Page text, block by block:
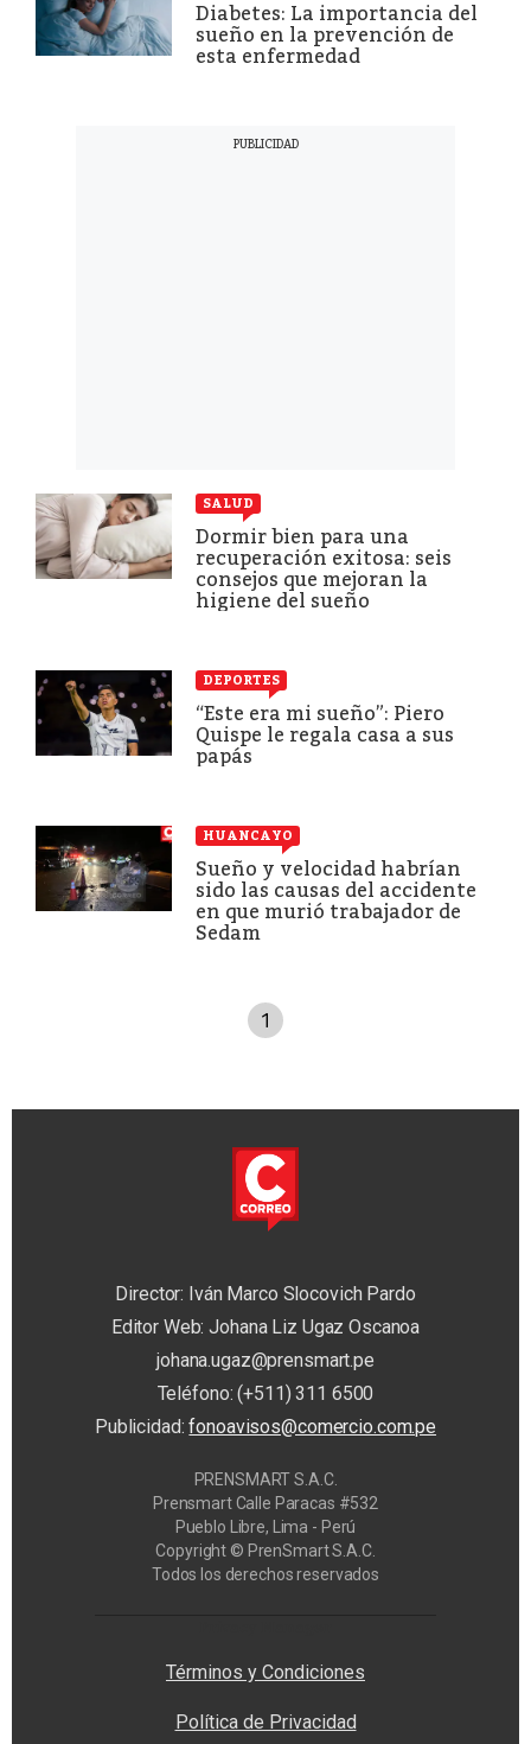
Diabetes: La importancia del
sueño en la prevención de
esta enfermedad
SALUD
Dormir bien para una
recuperación exitosa: seis
consejos que mejoran la
higiene del sueño
DEPORTES
“Este era mi sueño”: Piero
Quispe le regala casa a sus
papás
HUANCAYO
Sueño y velocidad habrían
sido las causas del accidente
en que murió trabajador de
Sedam
1
Director: Iván Marco Slocovich Pardo
Editor Web: Johana Liz Ugaz Oscanoa
johana.ugaz@prensmart.pe
Teléfono: (+511) 311 6500
Publicidad:fonoavisos@comercio.com.pe
PRENSMART S.A.C.
Prensmart Calle Paracas #532
Pueblo Libre, Lima - Perú
Copyright © PrenSmart S.A.C.
Todos los derechos reservados
Términos y Condiciones
Política de Privacidad